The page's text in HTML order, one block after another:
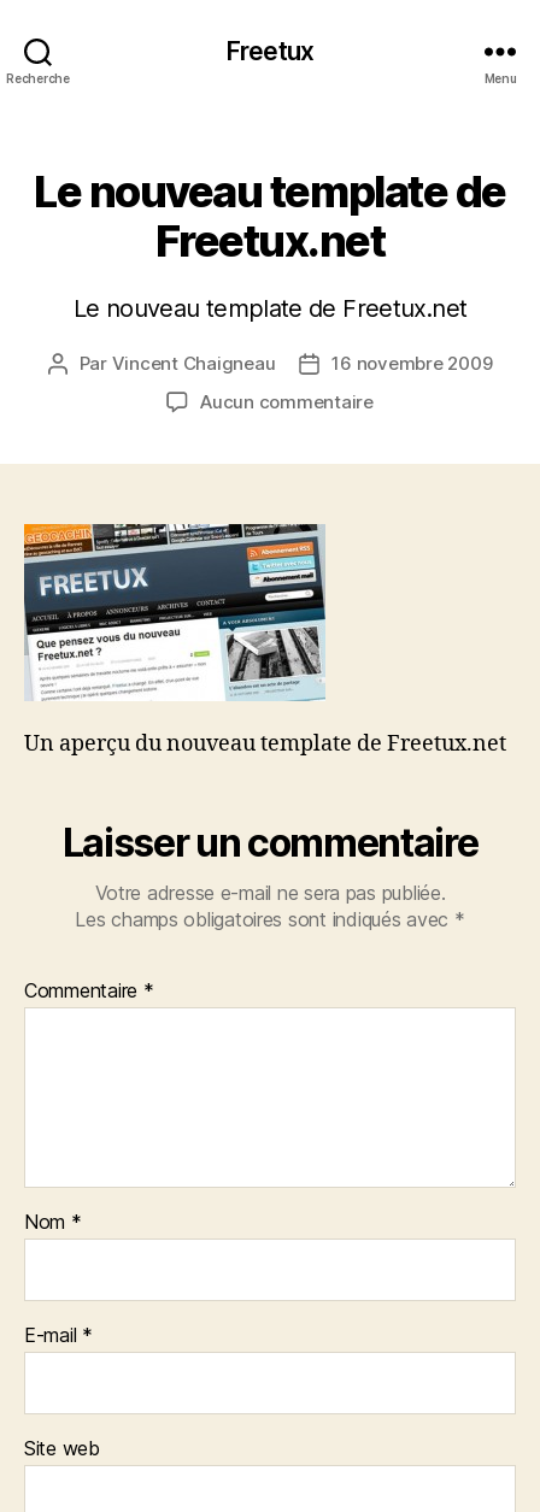
Recherche
Freetux
Menu
Le nouveau template de
Freetux.net
Le nouveau template de Freetux.net
Auteur
Par Vincent Chaigneau
Date16 novembre 2009
Aucun commentairesur
Un aperçu du nouveau template de Freetux.net
Laisser un commentaire
Votre adresse e-mail ne sera pas publiée.
Les champs obligatoires sont indiqués avec *
Commentaire *
Nom *
E-mail *
Site web